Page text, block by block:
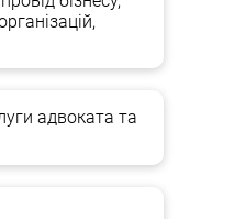
адвоката та